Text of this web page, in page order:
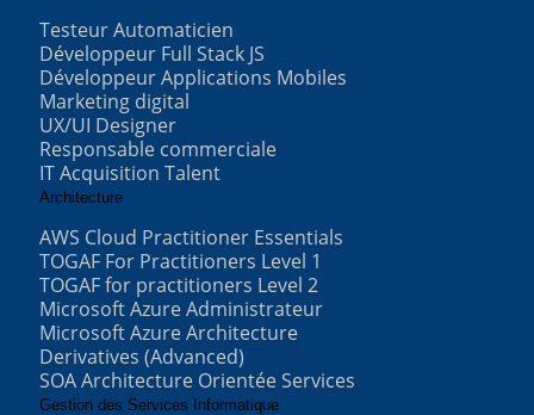
Testeur Automaticien
Développeur Full Stack JS
Développeur Applications Mobiles
Marketing digital
UX/UI Designer
Responsable commerciale
IT Acquisition Talent
Architecture
AWS Cloud Practitioner Essentials
TOGAF For Practitioners Level 1
TOGAF for practitioners Level 2
Microsoft Azure Administrateur
Microsoft Azure Architecture
Derivatives (Advanced)
SOA Architecture Orientée Services
Gestion des Services Informatique